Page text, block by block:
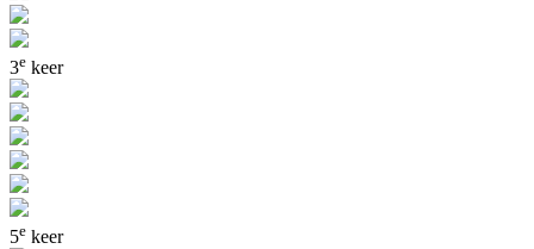
3e keer
5e keer